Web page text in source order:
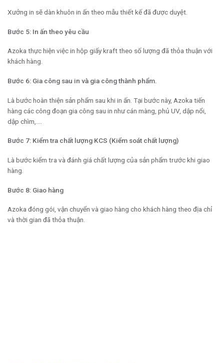
Xưởng in sẽ dàn khuôn in ấn theo mẫu thiết kế đã được duyệt.
Bước 5: In ấn theo yêu cầu
Azoka thực hiện việc in hộp giấy kraft theo số lượng đã thỏa thuận với
khách hàng.
Bước 6: Gia công sau in và gia công thành phẩm.
Là bước hoàn thiện sản phẩm sau khi in ấn. Tại bước này, Azoka tiến
hàng các công đoạn gia công sau in như cán màng, phủ UV, dập nổi,
dập chìm,….
Bước 7: Kiểm tra chất lượng KCS (Kiểm soát chất lượng)
Là bước kiểm tra và đánh giá chất lượng của sản phẩm trước khi giao
hàng.
Bước 8: Giao hàng
Azoka đóng gói, vận chuyển và giao hàng cho khách hàng theo địa chỉ
và thời gian đã thỏa thuận.